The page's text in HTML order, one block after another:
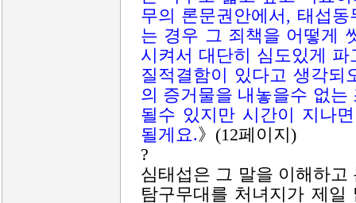
무의 론문권안에서, 태섭
는 경우 그 죄책을 어떻게
시켜서 대단히 심도있게
질적결함이 있다고 생각
의 증거물을 내놓을수 없
될수 있지만 시간이 지나
될게요.》(12페이지)
?
심태섭은 그 말을 이해하
탐구무대를 처녀지가 제